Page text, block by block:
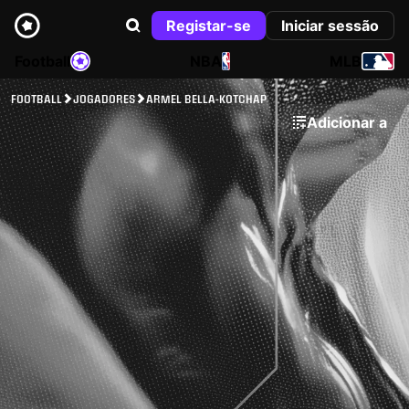
Registar-se
Iniciar sessão
NBA
FOOTBALL JOGADORES ARMEL BELLA-KOTCHAP
Adicionar a